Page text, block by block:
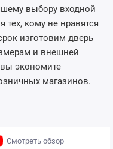
выбору входной
кому не нравятся
изготовим дверь
и внешней
экономите
магазинов.
Смотреть обзор